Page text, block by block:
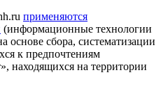
применяются
(информационные технологии
основе сбора, систематизации
к предпочтениям
находящихся на территории